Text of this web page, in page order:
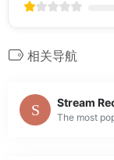
相关导航